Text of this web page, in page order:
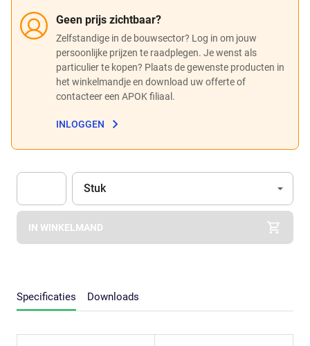
Geen prijs zichtbaar?
Zelfstandige in de bouwsector? Log in om jouw
persoonlijke prijzen te raadplegen. Je wenst als
particulier te kopen? Plaats de gewenste producten in
het winkelmandje en download uw offerte of
contacteer een APOK filiaal.
INLOGGEN
Apok.Product.Detail.AddToCart.Quantity (Optioneel)
Eenheid
Stuk
IN WINKELMAND
Specificaties Downloads